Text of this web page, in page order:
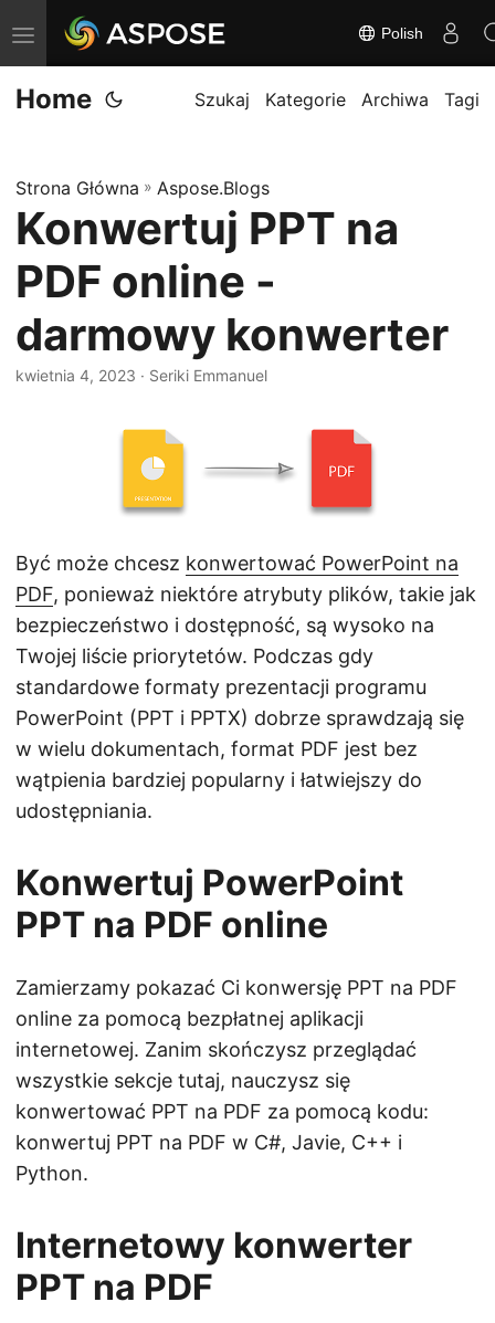
P
r
z
ą
c
n
w
i
Polish
Home Szukaj Kategorie Archiwa Tagi
Strona Główna » Aspose.Blogs
Konwertuj PPT na
PDF online -
darmowy konwerter
kwietnia 4, 2023 · Seriki Emmanuel
Być może chcesz konwertować PowerPoint na
PDF, ponieważ niektóre atrybuty plików, takie jak
bezpieczeństwo i dostępność, są wysoko na
Twojej liście priorytetów. Podczas gdy
standardowe formaty prezentacji programu
PowerPoint (PPT i PPTX) dobrze sprawdzają się
w wielu dokumentach, format PDF jest bez
wątpienia bardziej popularny i łatwiejszy do
udostępniania.
Konwertuj PowerPoint
PPT na PDF online
Zamierzamy pokazać Ci konwersję PPT na PDF
online za pomocą bezpłatnej aplikacji
internetowej. Zanim skończysz przeglądać
wszystkie sekcje tutaj, nauczysz się
konwertować PPT na PDF za pomocą kodu:
konwertuj PPT na PDF w C#, Javie, C++ i
Python.
Internetowy konwerter
PPT na PDF